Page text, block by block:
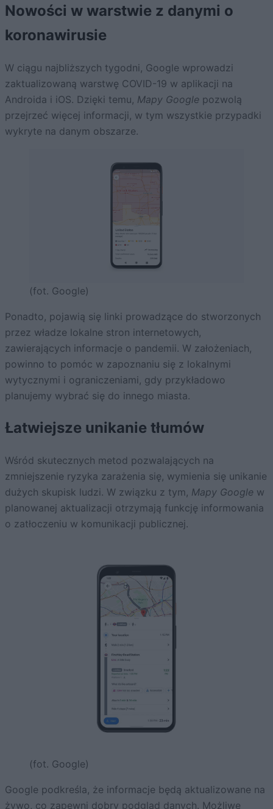
Nowości w warstwie z danymi o
koronawirusie
W ciągu najbliższych tygodni, Google wprowadzi
zaktualizowaną warstwę COVID-19 w aplikacji na
Androida i iOS. Dzięki temu, Mapy Google pozwolą
przejrzeć więcej informacji, w tym wszystkie przypadki
wykryte na danym obszarze.
(fot. Google)
Ponadto, pojawią się linki prowadzące do stworzonych
przez władze lokalne stron internetowych,
zawierających informacje o pandemii. W założeniach,
powinno to pomóc w zapoznaniu się z lokalnymi
wytycznymi i ograniczeniami, gdy przykładowo
planujemy wybrać się do innego miasta.
Łatwiejsze unikanie tłumów
Wśród skutecznych metod pozwalających na
zmniejszenie ryzyka zarażenia się, wymienia się unikanie
dużych skupisk ludzi. W związku z tym, Mapy Google w
planowanej aktualizacji otrzymają funkcję informowania
o zatłoczeniu w komunikacji publicznej.
(fot. Google)
Google podkreśla, że informacje będą aktualizowane na
żywo, co zapewni dobry podgląd danych. Możliwe